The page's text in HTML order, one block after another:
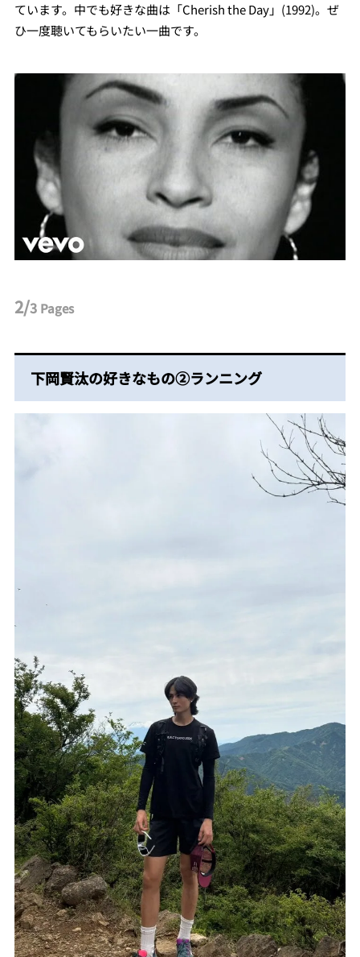
ています。中でも好きな曲は「Cherish the Day」(1992)。ぜ
ひ一度聴いてもらいたい一曲です。
2/3 Pages
下岡賢汰の好きなもの②ランニング